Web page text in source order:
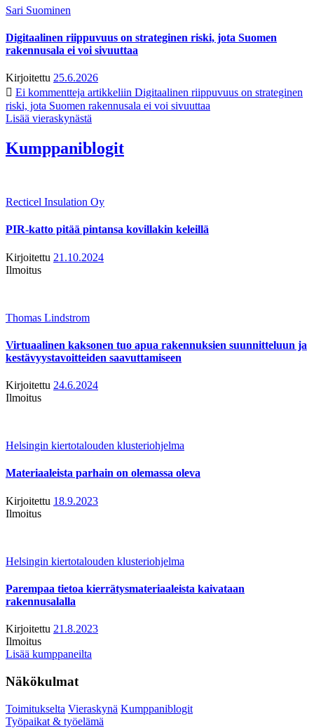
Sari Suominen
Digitaalinen riippuvuus on strateginen riski, jota Suomen
rakennusala ei voi sivuuttaa
Kirjoitettu 25.6.2026
Ei kommentteja artikkeliin Digitaalinen riippuvuus on strateginen
riski, jota Suomen rakennusala ei voi sivuuttaa
Lisää vieraskynästä
Kumppaniblogit
Recticel Insulation Oy
PIR-katto pitää pintansa kovillakin keleillä
Kirjoitettu 21.10.2024
Ilmoitus
Thomas Lindstrom
Virtuaalinen kaksonen tuo apua rakennuksien suunnitteluun ja
kestävyystavoitteiden saavuttamiseen
Kirjoitettu 24.6.2024
Ilmoitus
Helsingin kiertotalouden klusteriohjelma
Materiaaleista parhain on olemassa oleva
Kirjoitettu 18.9.2023
Ilmoitus
Helsingin kiertotalouden klusteriohjelma
Parempaa tietoa kierrätysmateriaaleista kaivataan
rakennusalalla
Kirjoitettu 21.8.2023
Ilmoitus
Lisää kumppaneilta
Näkökulmat
Toimitukselta Vieraskynä Kumppaniblogit
Työpaikat & työelämä